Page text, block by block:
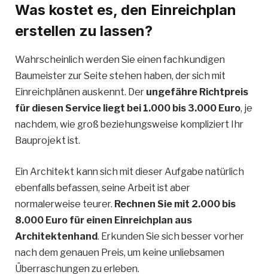
Was kostet es, den Einreichplan
erstellen zu lassen?
Wahrscheinlich werden Sie einen fachkundigen
Baumeister zur Seite stehen haben, der sich mit
Einreichplänen auskennt. Der ungefähre Richtpreis
für diesen Service liegt bei 1.000 bis 3.000 Euro, je
nachdem, wie groß beziehungsweise kompliziert Ihr
Bauprojekt ist.
Ein Architekt kann sich mit dieser Aufgabe natürlich
ebenfalls befassen, seine Arbeit ist aber
normalerweise teurer. Rechnen Sie mit 2.000 bis
8.000 Euro für einen Einreichplan aus
Architektenhand. Erkunden Sie sich besser vorher
nach dem genauen Preis, um keine unliebsamen
Überraschungen zu erleben.